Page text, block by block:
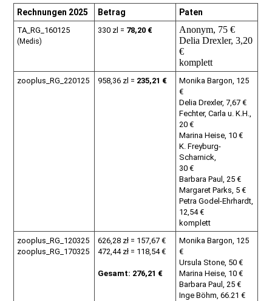
Rechnungen 2025 Betrag Paten
TA_RG_160125
(Medis)
330 zl = 78,20 €
Anonym, 75 €
Delia Drexler, 3,20
€
komplett
zooplus_RG_220125 958,36 zl = 235,21 €
Monika Bargon, 125
€
Delia Drexler, 7,67 €
Fechter, Carla u. K.H.,
20 €
Marina Heise, 10 €
K. Freyburg-
Scharnick,
30 €
Barbara Paul, 25 €
Margaret Parks, 5 €
Petra Godel-Ehrhardt,
12,54 €
komplett
zooplus_RG_120325
zooplus_RG_170325
626,28 zł = 157,67 €
472,44 zł = 118,54 €
Gesamt: 276,21 €
Monika Bargon, 125
€
Ursula Stone, 50 €
Marina Heise, 10 €
Barbara Paul, 25 €
Inge Böhm, 66.21 €